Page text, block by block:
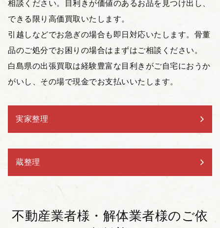
相談ください。目利きが価値のあるお品を見つけ出し、
できる限り高価買取いたします。
引越しなどでお急ぎの場合も即日対応いたします。骨董
品のご処分でお困りの場合はまずはご相談ください。
白島県の出張買取は経験豊富な目利きがご自宅におうか
がいし、その場で現金でお支払いいたします。
実家整理
蔵整理
不動産業者様・解体業者様の ご依